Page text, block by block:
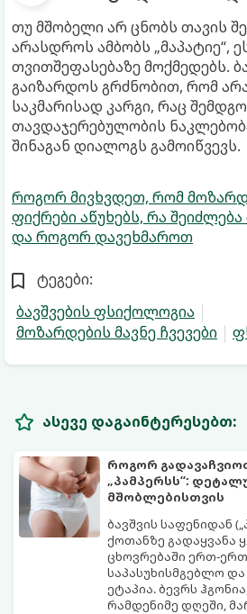
თუ მშობელი არ ცნობს თავის
არასდროს ამბობს „მაპატიე“,
თვითშეფასებაზე მოქმედებს.
გაიზარდოს გრძნობით, რომ
საკმარისად კარგი, რაც
თავდაჯერებულობის
შინაგან დიალოგს გამოიწვევს.
როგორ მივხვდეთ, რომ
ფიქრები აწუხებს, რა შეიძლება
და როგორ დავეხმაროთ
ტეგები:
ბავშვების ფსიქოლოგია
მოზარდების მავნე ჩვევები
ასევე დაგაინტერესებთ:
როგორ
„პამპერსს“:
მშობლებისთვის
ბავშვის საფენიდან
ქოთანზე გადაყვანა
ცხოვრებაში ერთ-
საპასუხისმგებლო
ეტაპია. ბევრს
რამდენიმე დღეში,